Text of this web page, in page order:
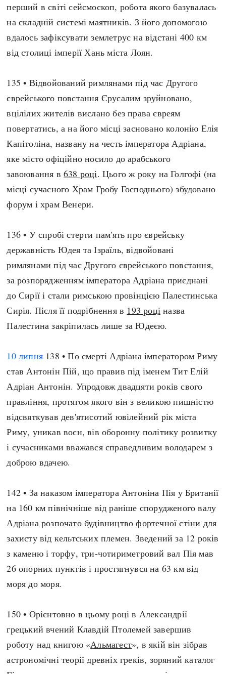
перший в світі сейсмоскоп, робота якого базувалась
на складній системі маятників. З його допомогою
вдалось зафіксувати землетрус на відстані 400 км
від столиці імперії Хань міста Лоян.
135 • Відвойований римлянами під час Другого
єврейського повстання Єрусалим зруйновано,
вцілілих жителів вислано без права євреям
повертатись, а на його місці засновано колонію Елія
Капітоліна, названу на честь імператора Адріана,
яке місто офіційно носило до арабського
завоювання в638 році. Цього ж року на Голгофі (на
місці сучасного Храм Гробу Господнього) збудовано
форум і храм Венери.
136 • У спробі стерти пам'ять про єврейську
державність Юдея та Ізраїль, відвойовані
римлянами під час Другого єврейського повстання,
за розпорядженням імператора Адріана приєднані
до Сирії і стали римською провінцією Палестинська
Сирія. Після її подрібнення в 193 році назва
Палестина закріпилась лише за Юдеєю.
10 липня 138 • По смерті Адріана імператором Риму
став Антонін Пій, що правив під іменем Тит Елій
Адріан Антонін. Упродовж двадцяти років свого
правління, протягом якого він з великою пишністю
відсвяткував дев'ятисотий ювілейний рік міста
Риму, уникав воєн, вів оборонну політику розвитку
і сучасниками вважався справедливим володарем з
доброю вдачею.
142 • За наказом імператора Антоніна Пія у Британії
на 160 км північніше від раніше спорудженого валу
Адріана розпочато будівництво фортечної стіни для
захисту від кельтських племен. Зведений за 12 років
з каменю і торфу, три-чотириметровий вал Пія мав
26 опорних пунктів і простягнувся на 63 км від
моря до моря.
150 • Орієнтовно в цьому році в Александрії
грецький вчений Клавдій Птолемей завершив
роботу над книгою «Альмагест», в якій він зібрав
астрономічні теорії древніх греків, зоряний каталог